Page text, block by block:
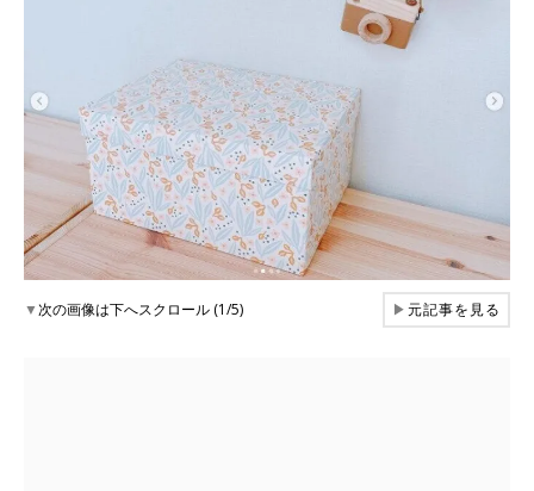
▼次の画像は下へスクロール (1/5) ▶元記事を見る